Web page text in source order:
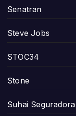
Senatran
Steve Jobs
STOC34
Stone
Suhai Seguradora